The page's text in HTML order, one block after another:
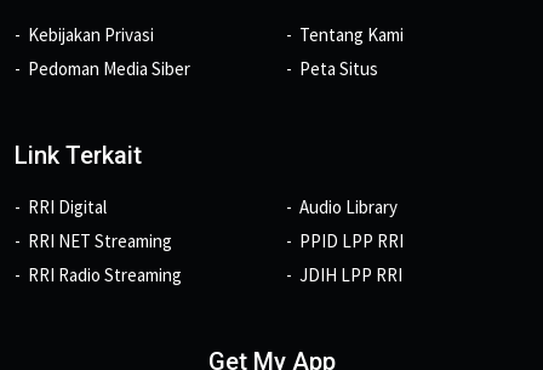
Kebijakan Privasi
Pedoman Media Siber
Tentang Kami
Peta Situs
Link Terkait
RRI Digital
RRI NET Streaming
RRI Radio Streaming
Audio Library
PPID LPP RRI
JDIH LPP RRI
Get My App